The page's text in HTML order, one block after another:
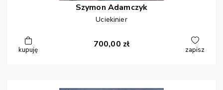
Szymon Adamczyk
Uciekinier
kupuję
700,00 zł
zapisz